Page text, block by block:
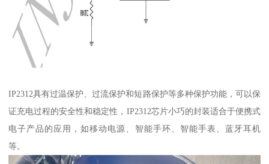
IP2312具有过温保护、过流保护和短路保护等多种保护功能，可以保
证充电过程的安全性和稳定性，IP2312芯片小巧的封装适合于便携式
电子产品的应用，如移动电源、智能手环、智能手表、蓝牙耳机
等。